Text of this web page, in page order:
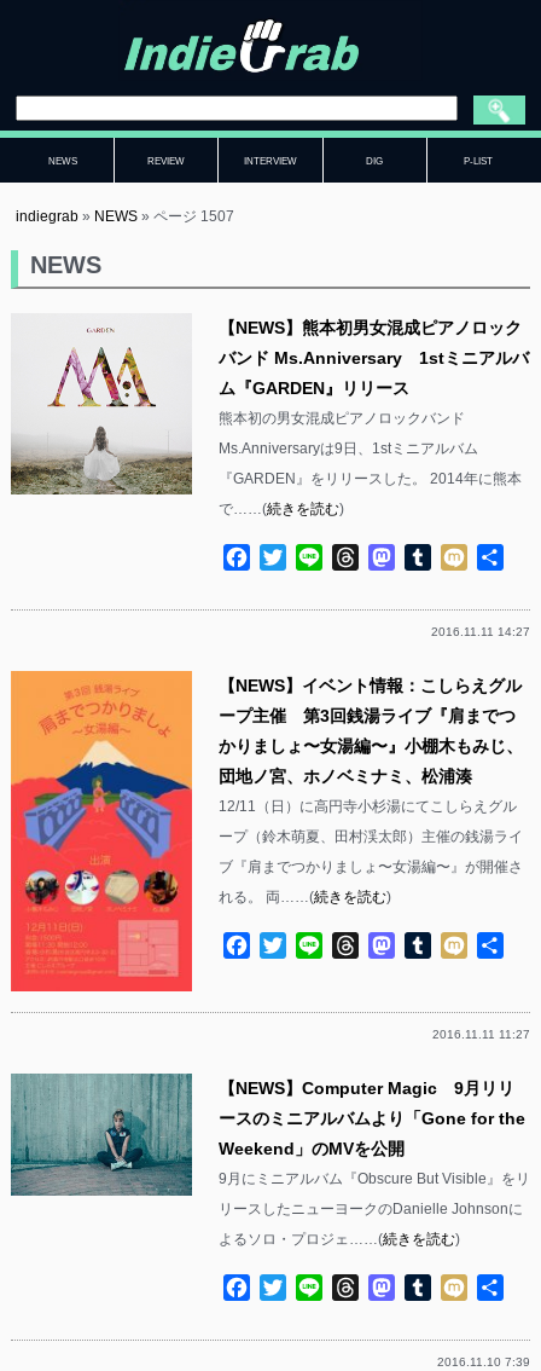
NEWS REVIEW INTERVIEW DIG P-LIST
indiegrab » NEWS »ページ 1507
NEWS
【NEWS】熊本初男女混成ピアノロック
バンド Ms.Anniversary 1stミニアルバ
ム『GARDEN』リリース
熊本初の男女混成ピアノロックバンド
Ms.Anniversaryは9日、1stミニアルバム
『GARDEN』をリリースした。 2014年に熊本
で……(続きを読む)
Facebook
TwitterLine ThreadsMastodon
Tumblr
Mixi
2016.11.11 14:27
【NEWS】イベント情報：こしらえグル
ープ主催 第3回銭湯ライブ『肩までつ
かりましょ〜女湯編〜』小棚木もみじ、
団地ノ宮、ホノベミナミ、松浦湊
12/11（日）に高円寺小杉湯にてこしらえグル
ープ（鈴木萌夏、田村渓太郎）主催の銭湯ライ
ブ『肩までつかりましょ〜女湯編〜』が開催さ
れる。 両……(続きを読む)
Facebook
TwitterLine ThreadsMastodon
Tumblr
Mixi
2016.11.11 11:27
【NEWS】Computer Magic 9月リリ
ースのミニアルバムより「Gone for the
Weekend」のMVを公開
9月にミニアルバム『Obscure But Visible』をリ
リースしたニューヨークのDanielle Johnsonに
よるソロ・プロジェ……(続きを読む)
Facebook
TwitterLine ThreadsMastodon
Tumblr
Mixi
2016.11.10 7:39